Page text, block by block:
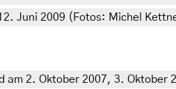
Juni 2009 (Fotos: Michel
am 2. Oktober 2007, 3.